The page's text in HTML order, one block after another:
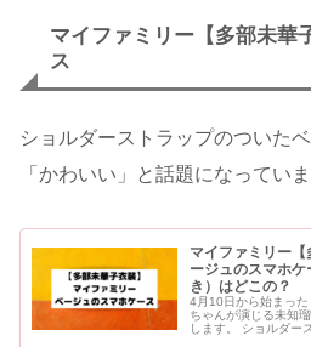
マイファミリー【多部未華
ス
ショルダーストラップのついた
「かわいい」と話題になっていま
マイファミリー
ージュのスマホ
き）はどこの？
4月10日から始まっ
ちゃんが演じる未知
します。 ショルダーストラップ付きのベージュのスマホケ